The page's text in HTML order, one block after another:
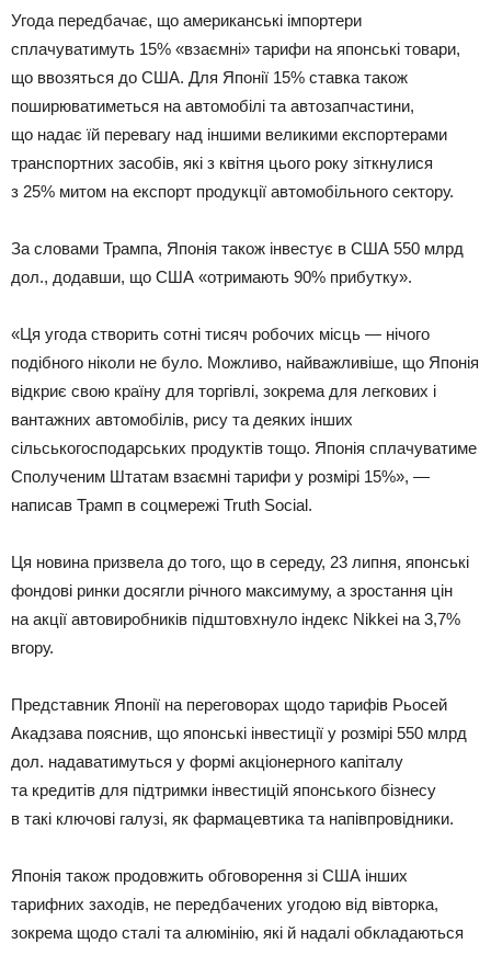
Угода передбачає, що американські імпортери
сплачуватимуть 15% «взаємні» тарифи на японські товари,
що ввозяться до США. Для Японії 15% ставка також
поширюватиметься на автомобілі та автозапчастини,
що надає їй перевагу над іншими великими експортерами
транспортних засобів, які з квітня цього року зіткнулися
з 25% митом на експорт продукції автомобільного сектору.
За словами Трампа, Японія також інвестує в США 550 млрд
дол., додавши, що США «отримають 90% прибутку».
«Ця угода створить сотні тисяч робочих місць — нічого
подібного ніколи не було. Можливо, найважливіше, що Японія
відкриє свою країну для торгівлі, зокрема для легкових і
вантажних автомобілів, рису та деяких інших
сільськогосподарських продуктів тощо. Японія сплачуватиме
Сполученим Штатам взаємні тарифи у розмірі 15%», —
написав Трамп в соцмережі Truth Social.
Ця новина призвела до того, що в середу, 23 липня, японські
фондові ринки досягли річного максимуму, а зростання цін
на акції автовиробників підштовхнуло індекс Nikkei на 3,7%
вгору.
Представник Японії на переговорах щодо тарифів Рьосей
Акадзава пояснив, що японські інвестиції у розмірі 550 млрд
дол. надаватимуться у формі акціонерного капіталу
та кредитів для підтримки інвестицій японського бізнесу
в такі ключові галузі, як фармацевтика та напівпровідники.
Японія також продовжить обговорення зі США інших
тарифних заходів, не передбачених угодою від вівторка,
зокрема щодо сталі та алюмінію, які й надалі обкладаються